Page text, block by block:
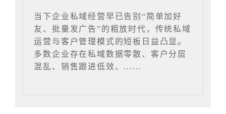
当下企业私域经营早已告别“简单加好
友、批量发广告”的粗放时代，传统私域
运营与客户管理模式的短板日益凸显。
多数企业存在私域数据零散、客户分层
混乱、销售跟进低效、......